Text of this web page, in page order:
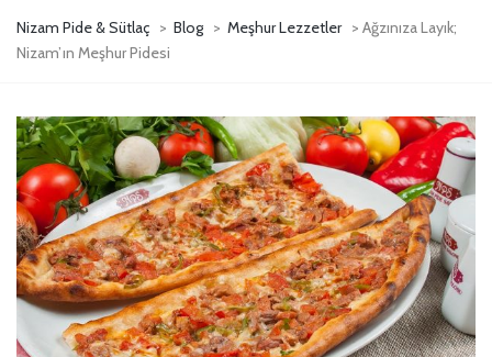
Nizam Pide & Sütlaç > Blog > Meşhur Lezzetler > Ağzınıza Layık;
Nizam’ın Meşhur Pidesi